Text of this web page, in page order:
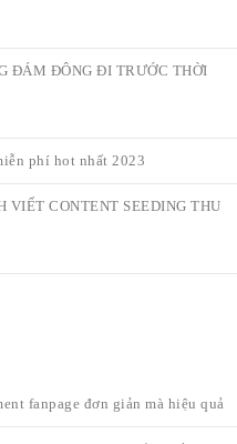
ĐÁM ĐÔNG ĐI TRƯỚC THỜI
phí hot nhất 2023
VIẾT CONTENT SEEDING THU
fanpage đơn giản mà hiệu quả